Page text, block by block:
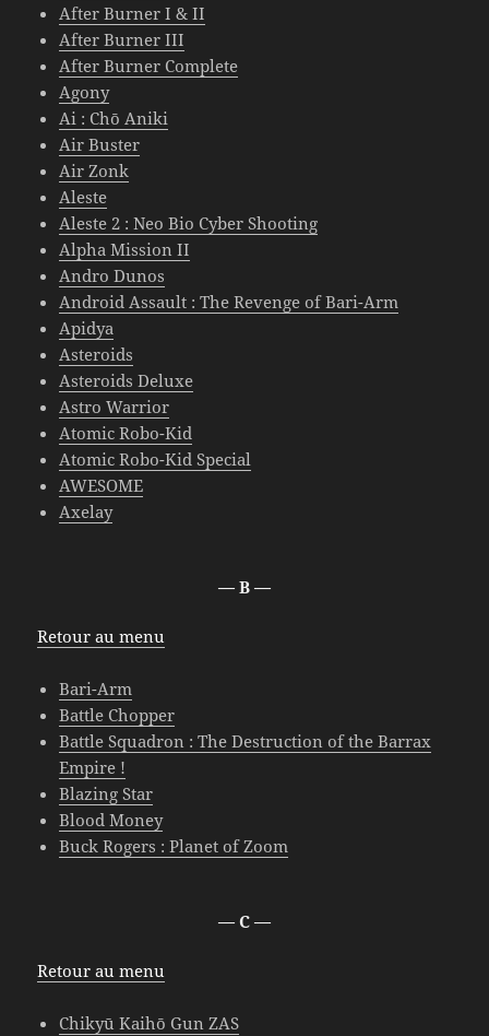
After Burner I & II
After Burner III
After Burner Complete
Agony
Ai : Chō Aniki
Air Buster
Air Zonk
Aleste
Aleste 2 : Neo Bio Cyber Shooting
Alpha Mission II
Andro Dunos
Android Assault : The Revenge of Bari-Arm
Apidya
Asteroids
Asteroids Deluxe
Astro Warrior
Atomic Robo-Kid
Atomic Robo-Kid Special
AWESOME
Axelay
— B —
Retour au menu
Bari-Arm
Battle Chopper
Battle Squadron : The Destruction of the Barrax
Empire !
Blazing Star
Blood Money
Buck Rogers : Planet of Zoom
— C —
Retour au menu
Chikyū Kaihō Gun ZAS